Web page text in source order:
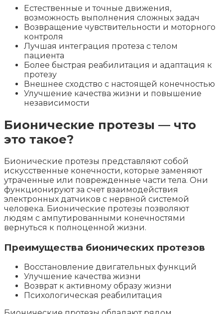
Естественные и точные движения,
возможность выполнения сложных задач
Возвращение чувствительности и моторного
контроля
Лучшая интеграция протеза с телом
пациента
Более быстрая реабилитация и адаптация к
протезу
Внешнее сходство с настоящей конечностью
Улучшение качества жизни и повышение
независимости
Бионические протезы — что
это такое?
Бионические протезы представляют собой
искусственные конечности, которые заменяют
утраченные или поврежденные части тела. Они
функционируют за счет взаимодействия
электронных датчиков с нервной системой
человека. Бионические протезы позволяют
людям с ампутированными конечностями
вернуться к полноценной жизни.
Преимущества бионических протезов
Восстановление двигательных функций
Улучшение качества жизни
Возврат к активному образу жизни
Психологическая реабилитация